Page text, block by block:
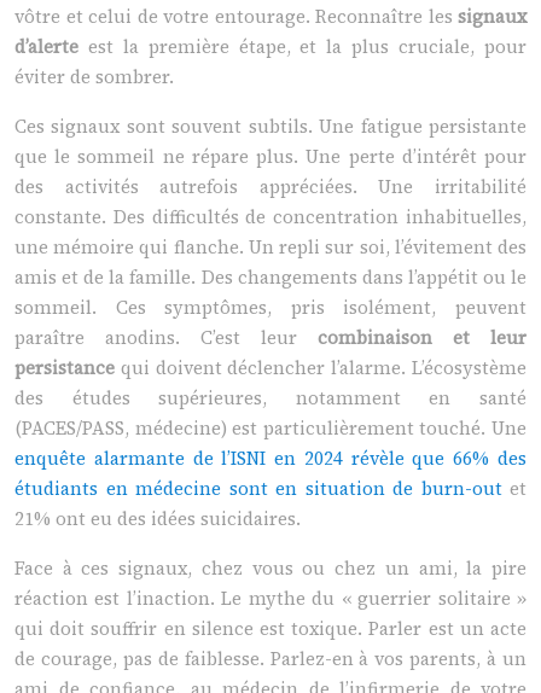
vôtre et celui de votre entourage. Reconnaître les signaux
d’alerte est la première étape, et la plus cruciale, pour
éviter de sombrer.
Ces signaux sont souvent subtils. Une fatigue persistante
que le sommeil ne répare plus. Une perte d’intérêt pour
des activités autrefois appréciées. Une irritabilité
constante. Des difficultés de concentration inhabituelles,
une mémoire qui flanche. Un repli sur soi, l’évitement des
amis et de la famille. Des changements dans l’appétit ou le
sommeil. Ces symptômes, pris isolément, peuvent
paraître anodins. C’est leur combinaison et leur
persistance qui doivent déclencher l’alarme. L’écosystème
des études supérieures, notamment en santé
(PACES/PASS, médecine) est particulièrement touché. Une
enquête alarmante de l’ISNI en 2024 révèle que 66% des
étudiants en médecine sont en situation de burn-outet
21% ont eu des idées suicidaires.
Face à ces signaux, chez vous ou chez un ami, la pire
réaction est l’inaction. Le mythe du « guerrier solitaire »
qui doit souffrir en silence est toxique. Parler est un acte
de courage, pas de faiblesse. Parlez-en à vos parents, à un